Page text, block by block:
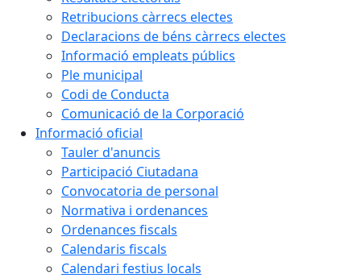
Retribucions càrrecs electes
Declaracions de béns càrrecs electes
Informació empleats públics
Ple municipal
Codi de Conducta
Comunicació de la Corporació
Informació oficial
Tauler d'anuncis
Participació Ciutadana
Convocatoria de personal
Normativa i ordenances
Ordenances fiscals
Calendaris fiscals
Calendari festius locals